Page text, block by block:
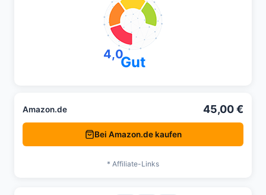
4,0Gut
Amazon.de 45,00 €
Bei Amazon.de kaufen
* Affiliate-Links